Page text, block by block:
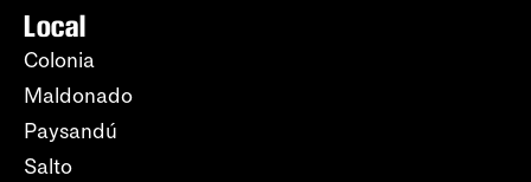
Local
Colonia
Maldonado
Paysandú
Salto